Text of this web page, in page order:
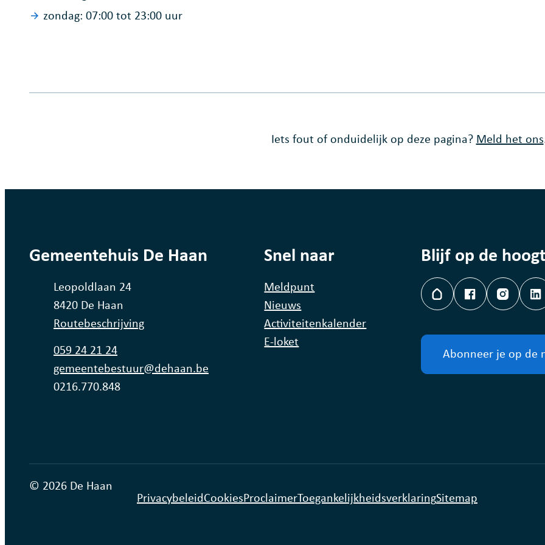
zondag: 07:00tot 23:00 uur
Iets fout of onduidelijk op deze pagina? Meld het ons
contact
Gemeentehuis De Haan
AdresLeopoldlaan 24
,8420 De Haan
Routebeschrijving
059 24 21 24
E-mailgemeentebestuur@dehaan.be
Ondernemingsnummer
0216.770.848
Snel naar
Meldpunt
Nieuws
Activiteitenkalender
E-loket
Blijf op de
Hoplr Facebook
Abonneer je op de
© 2026 De Haan
PrivacybeleidCookiesProclaimerToegankelijkheidsverklaringSitemap